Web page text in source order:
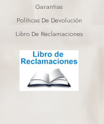
Garantias
Políticas De Devolución
Libro De Reclamaciones